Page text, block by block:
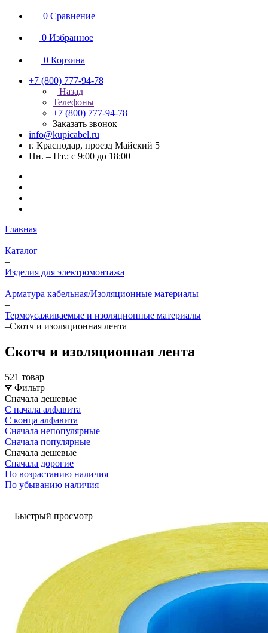
0 Сравнение
0 Избранное
0 Корзина
+7 (800) 777-94-78
Назад
Телефоны
+7 (800) 777-94-78
Заказать звонок
info@kupicabel.ru
г. Краснодар, проезд Майский 5
Пн. – Пт.: с 9:00 до 18:00
Главная
–
Каталог
–
Изделия для электромонтажа
–
Арматура кабельная/Изоляционные материалы
–
Термоусаживаемые и изоляционные материалы
–Скотч и изоляционная лента
Скотч и изоляционная лента
521 товар
Фильтр
Сначала дешевые
С начала алфавита
С конца алфавита
Сначала непопулярные
Сначала популярные
Сначала дешевые
Сначала дорогие
По возрастанию наличия
По убыванию наличия
Быстрый просмотр